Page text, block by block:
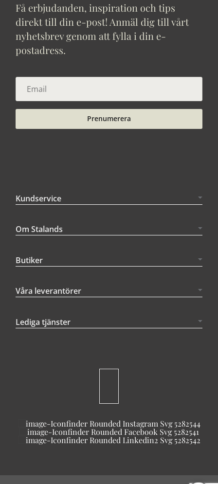
Få erbjudanden, inspiration och tips
direkt till din e-post! Anmäl dig till vårt
nyhetsbrev genom att fylla i din e-
postadress.
Prenumerera
Kundservice
Om Stalands
Butiker
Våra leverantörer
Lediga tjänster